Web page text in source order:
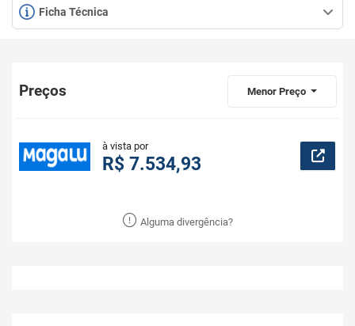
Ficha Técnica
Preços Menor Preço
à vista por
R$ 7.534,93
Alguma divergência?